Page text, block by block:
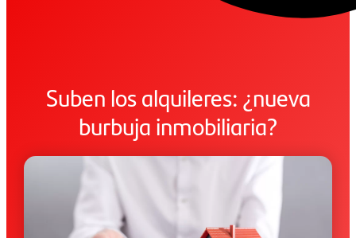
Suben los alquileres: ¿nueva
burbuja inmobiliaria?